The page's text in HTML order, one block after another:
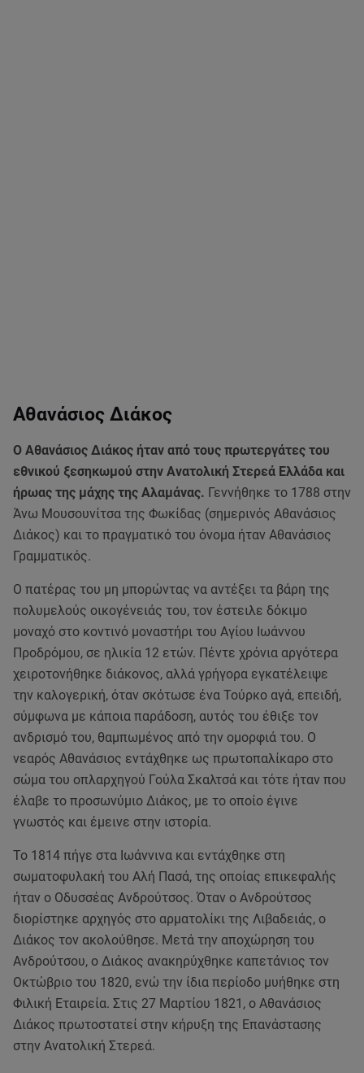
Αθανάσιος Διάκος
Ο Αθανάσιος Διάκος ήταν από τους πρωτεργάτες του
εθνικού ξεσηκωμού στην Ανατολική Στερεά Ελλάδα και
ήρωας της μάχης της Αλαμάνας. Γεννήθηκε το 1788 στην
Άνω Μουσουνίτσα της Φωκίδας (σημερινός Αθανάσιος
Διάκος) και το πραγματικό του όνομα ήταν Αθανάσιος
Γραμματικός.
Ο πατέρας του μη μπορώντας να αντέξει τα βάρη της
πολυμελούς οικογένειάς του, τον έστειλε δόκιμο
μοναχό στο κοντινό μοναστήρι του Αγίου Ιωάννου
Προδρόμου, σε ηλικία 12 ετών. Πέντε χρόνια αργότερα
χειροτονήθηκε διάκονος, αλλά γρήγορα εγκατέλειψε
την καλογερική, όταν σκότωσε ένα Τούρκο αγά, επειδή,
σύμφωνα με κάποια παράδοση, αυτός του έθιξε τον
ανδρισμό του, θαμπωμένος από την ομορφιά του. Ο
νεαρός Αθανάσιος εντάχθηκε ως πρωτοπαλίκαρο στο
σώμα του οπλαρχηγού Γούλα Σκαλτσά και τότε ήταν που
έλαβε το προσωνύμιο Διάκος, με το οποίο έγινε
γνωστός και έμεινε στην ιστορία.
Το 1814 πήγε στα Ιωάννινα και εντάχθηκε στη
σωματοφυλακή του Αλή Πασά, της οποίας επικεφαλής
ήταν ο Οδυσσέας Ανδρούτσος. Όταν ο Ανδρούτσος
διορίστηκε αρχηγός στο αρματολίκι της Λιβαδειάς, ο
Διάκος τον ακολούθησε. Μετά την αποχώρηση του
Ανδρούτσου, ο Διάκος ανακηρύχθηκε καπετάνιος τον
Οκτώβριο του 1820, ενώ την ίδια περίοδο μυήθηκε στη
Φιλική Εταιρεία. Στις 27 Μαρτίου 1821, ο Αθανάσιος
Διάκος πρωτοστατεί στην κήρυξη της Επανάστασης
στην Ανατολική Στερεά.